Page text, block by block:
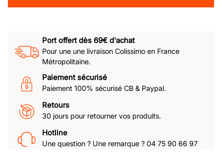
Port offert dès 69€ d'achat
Pour une une livraison Colissimo en France
Métropolitaine.
Paiement sécurisé
Paiement 100% sécurisé CB & Paypal.
Retours
30 jours pour retourner vos produits.
Hotline
Une question ? Une remarque ? 04 75 90 66 97